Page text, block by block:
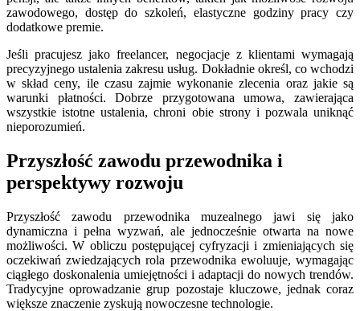
zawodowego, dostęp do szkoleń, elastyczne godziny pracy czy
dodatkowe premie.
Jeśli pracujesz jako freelancer, negocjacje z klientami wymagają
precyzyjnego ustalenia zakresu usług. Dokładnie określ, co wchodzi
w skład ceny, ile czasu zajmie wykonanie zlecenia oraz jakie są
warunki płatności. Dobrze przygotowana umowa, zawierająca
wszystkie istotne ustalenia, chroni obie strony i pozwala uniknąć
nieporozumień.
Przyszłość zawodu przewodnika i
perspektywy rozwoju
Przyszłość zawodu przewodnika muzealnego jawi się jako
dynamiczna i pełna wyzwań, ale jednocześnie otwarta na nowe
możliwości. W obliczu postępującej cyfryzacji i zmieniających się
oczekiwań zwiedzających rola przewodnika ewoluuje, wymagając
ciągłego doskonalenia umiejętności i adaptacji do nowych trendów.
Tradycyjne oprowadzanie grup pozostaje kluczowe, jednak coraz
większe znaczenie zyskują nowoczesne technologie.